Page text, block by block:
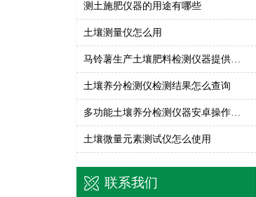
测土施肥仪器的用途有哪些
土壤测量仪怎么用
马铃薯生产土壤肥料检测仪器提供技术支撑
土壤养分检测仪检测结果怎么查询
多功能土壤养分检测仪器安卓操作系统怎么用
土壤微量元素测试仪怎么使用
联系我们